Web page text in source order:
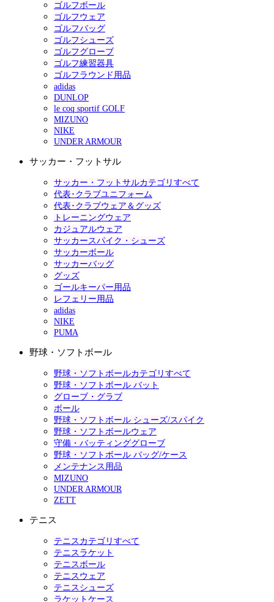
ゴルフボール
ゴルフウェア
ゴルフバッグ
ゴルフシューズ
ゴルフグローブ
ゴルフ練習器具
ゴルフラウンド用品
adidas
DUNLOP
le coq sportif GOLF
MIZUNO
NIKE
UNDER ARMOUR
サッカー・フットサル
サッカー・フットサルカテゴリすべて
代表･クラブユニフォーム
代表･クラブウェア＆グッズ
トレーニングウェア
カジュアルウェア
サッカースパイク・シューズ
サッカーボール
サッカーバッグ
グッズ
ゴールキーパー用品
レフェリー用品
adidas
NIKE
PUMA
野球・ソフトボール
野球・ソフトボールカテゴリすべて
野球・ソフトボール バット
グローブ・グラブ
ボール
野球・ソフトボール シューズ/スパイク
野球・ソフトボールウェア
守備・バッティンググローブ
野球・ソフトボール バッグ/ケース
メンテナンス用品
MIZUNO
UNDER ARMOUR
ZETT
テニス
テニスカテゴリすべて
テニスラケット
テニスボール
テニスウェア
テニスシューズ
ラケットケース